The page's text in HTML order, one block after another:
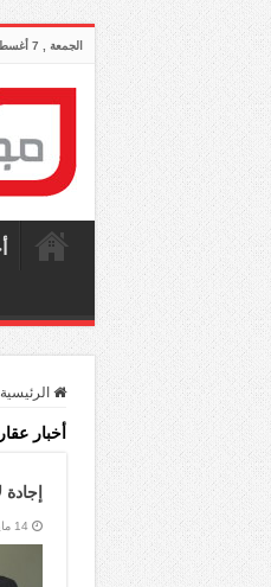
الجمعة , 7 أغسطس 2026
الرئيسية
أخبار
14 مايو,2013